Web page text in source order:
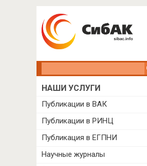
НАШИ УСЛУГИ
Публикации в ВАК
Публикации в РИНЦ
Публикация в ЕГПНИ
Научные журналы